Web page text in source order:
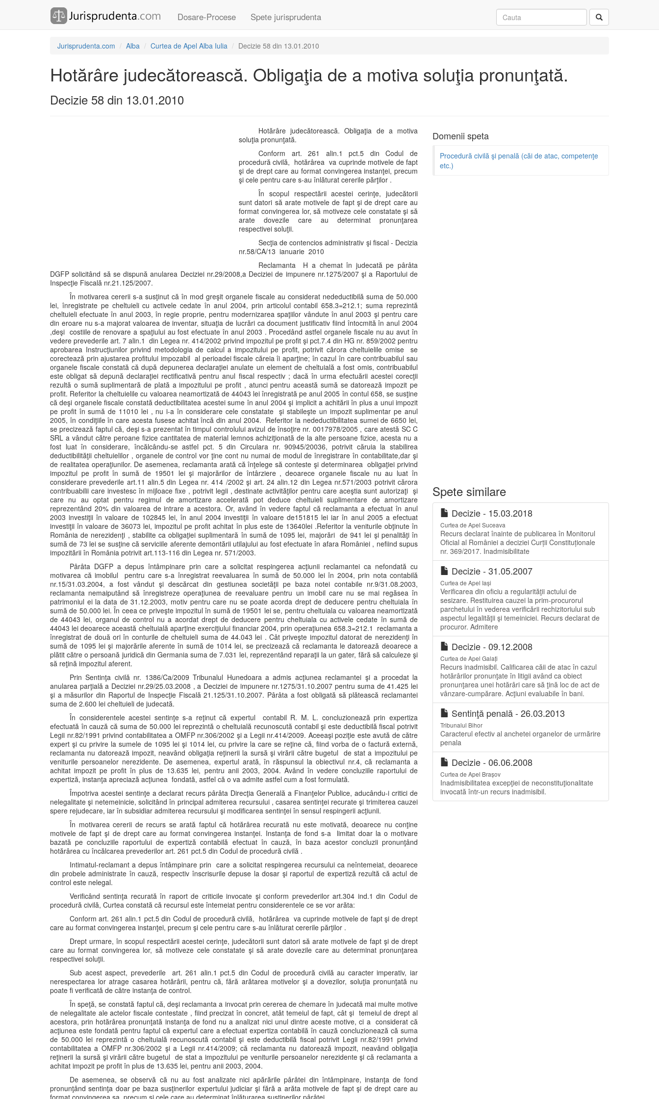
Dosare-Procese Spete jurisprudenta
Jurisprudenta.com Alba Curtea de Apel Alba Iulia Decizie 58 din 13.01.2010
Hotărâre judecătorească. Obligaţia de a motiva soluţia pronunţată.
Decizie 58 din 13.01.2010
Hotărâre judecătorească. Obligaţia de a motiva
soluţia pronunţată.
Conform art. 261 alin.1 pct.5 din Codul de
procedură civilă, hotărârea va cuprinde motivele de fapt
şi de drept care au format convingerea instanţei, precum
şi cele pentru care s-au înlăturat cererile părţilor .
În scopul respectării acestei cerinţe, judecătorii
sunt datori să arate motivele de fapt şi de drept care au
format convingerea lor, să motiveze cele constatate şi să
arate dovezile care au determinat pronunţarea
respectivei soluţii.
Secţia de contencios administrativ şi fiscal - Decizia
nr.58/CA/13 ianuarie 2010
Reclamanta H a chemat în judecată pe pârâta
DGFP solicitând să se dispună anularea Deciziei nr.29/2008,a Deciziei de impunere nr.1275/2007 şi a Raportului de
Inspecţie Fiscală nr.21.125/2007.
În motivarea cererii s-a susţinut că în mod greşit organele fiscale au considerat nedeductibilă suma de 50.000
lei, înregistrate pe cheltuieli cu activele cedate în anul 2004, prin articolul contabil 658.3=212.1; suma reprezintă
cheltuieli efectuate în anul 2003, în regie proprie, pentru modernizarea spaţiilor vândute în anul 2003 şi pentru care
din eroare nu s-a majorat valoarea de inventar, situaţia de lucrări ca document justificativ fiind întocmită în anul 2004
,deşi costiile de renovare a spaţiului au fost efectuate în anul 2003 . Procedând astfel organele fiscale nu au avut în
vedere prevederile art. 7 alin.1 din Legea nr. 414/2002 privind impozitul pe profit şi pct.7.4 din HG nr. 859/2002 pentru
aprobarea Instrucţiunilor privind metodologia de calcul a impozitului pe profit, potrivit cărora cheltuielile omise se
corectează prin ajustarea profitului impozabil al perioadei fiscale căreia îi aparţine; în cazul în care contribuabilul sau
organele fiscale constată că după depunerea declaraţiei anulate un element de cheltuială a fost omis, contribuabilul
este obligat să depună declaraţiei rectificativă pentru anul fiscal respectiv ; dacă în urma efectuării acestei corecţii
rezultă o sumă suplimentară de plată a impozitului pe profit , atunci pentru această sumă se datorează impozit pe
profit. Referitor la cheltuielile cu valoarea neamortizată de 44043 lei înregistrată pe anul 2005 în contul 658, se susţine
că deşi organele fiscale constată deductibilitatea acestei sume în anul 2004 şi implicit a achitării în plus a unui impozit
pe profit în sumă de 11010 lei , nu i-a în considerare cele constatate şi stabileşte un impozit suplimentar pe anul
2005, în condiţiile în care acesta fusese achitat încă din anul 2004. Referitor la nedeductibilitatea sumei de 6650 lei,
se precizează faptul că, deşi s-a prezentat în timpul controlului avizul de însoţire nr. 0017978/2005 , care atestă SC C
SRL a vândut către peroane fizice cantitatea de material lemnos achiziţionată de la alte persoane fizice, acesta nu a
fost luat în considerare, încălcându-se astfel pct. 5 din Circulara nr. 90945/20036, potrivit căruia la stabilirea
deductibilităţii cheltuielilor , organele de control vor ţine cont nu numai de modul de înregistrare în contabilitate,dar şi
de realitatea operaţiunilor. De asemenea, reclamanta arată că înţelege să conteste şi determinarea obligaţiei privind
impozitul pe profit în sumă de 19501 lei şi majorărilor de întârziere , deoarece organele fiscale nu au luat în
considerare prevederile art.11 alin.5 din Legea nr. 414 /2002 şi art. 24 alin.12 din Legea nr.571/2003 potrivit cărora
contribuabilii care investesc în mijloace fixe , potrivit legii , destinate activităţilor pentru care aceştia sunt autorizaţi şi
care nu au optat pentru regimul de amortizare accelerată pot deduce cheltuieli suplimentare de amortizare
reprezentând 20% din valoarea de intrare a acestora. Or, având în vedere faptul că reclamanta a efectuat în anul
2003 investiţii în valoare de 102845 lei, în anul 2004 investiţii în valoare de151815 lei iar în anul 2005 a efectuat
investiţii în valoare de 36073 lei, impozitul pe profit achitat în plus este de 13640lei .Referitor la veniturile obţinute în
România de nerezidenţi , stabilite ca obligaţiei suplimentară în sumă de 1095 lei, majorări de 941 lei şi penalităţi în
sumă de 73 lei se susţine că serviciile aferente demontării utilajului au fost efectuate în afara României , nefiind supus
impozitării în România potrivit art.113-116 din Legea nr. 571/2003.
Pârâta DGFP a depus întâmpinare prin care a solicitat respingerea acţiunii reclamantei ca nefondată cu
motivarea că imobilul pentru care s-a înregistrat reevaluarea în sumă de 50.000 lei în 2004, prin nota contabilă
nr.15/31.03.2004, a fost vândut şi descărcat din gestiunea societăţii pe baza notei contabile nr.9/31.08.2003,
reclamanta nemaiputând să înregistreze operaţiunea de reevaluare pentru un imobil care nu se mai regăsea în
patrimoniul ei la data de 31.12.2003, motiv pentru care nu se poate acorda drept de deducere pentru cheltuiala în
sumă de 50.000 lei. În ceea ce priveşte impozitul în sumă de 19501 lei se, pentru cheltuiala cu valoarea neamortizată
de 44043 lei, organul de control nu a acordat drept de deducere pentru cheltuiala cu activele cedate în sumă de
44043 lei deoarece această cheltuială aparţine exerciţiului financiar 2004, prin operaţiunea 658.3=212.1 reclamanta a
înregistrat de două ori în conturile de cheltuieli suma de 44.043 lei . Cât priveşte impozitul datorat de nerezidenţi în
sumă de 1095 lei şi majorările aferente în sumă de 1014 lei, se precizează că reclamanta le datorează deoarece a
plătit către o persoană juridică din Germania suma de 7.031 lei, reprezentând reparaţii la un gater, fără să calculeze şi
să reţină impozitul aferent.
Prin Sentinţa civilă nr. 1386/Ca/2009 Tribunalul Hunedoara a admis acţiunea reclamantei şi a procedat la
anularea parţială a Deciziei nr.29/25.03.2008 , a Deciziei de impunere nr.1275/31.10.2007 pentru suma de 41.425 lei
şi a măsurilor din Raportul de Inspecţie Fiscală 21.125/31.10.2007. Pârâta a fost obligată să plătească reclamantei
suma de 2.600 lei cheltuieli de judecată.
În considerentele acestei sentinţe s-a reţinut că expertul contabil R. M. L. concluzionează prin expertiza
efectuată în cauză că suma de 50.000 lei reprezintă o cheltuială recunoscută contabil şi este deductibilă fiscal potrivit
Legii nr.82/1991 privind contabilitatea a OMFP nr.306/2002 şi a Legii nr.414/2009. Aceeaşi poziţie este avută de către
expert şi cu privire la sumele de 1095 lei şi 1014 lei, cu privire la care se reţine că, fiind vorba de o factură externă,
reclamanta nu datorează impozit, neavând obligaţia reţinerii la sursă şi virării către bugetul de stat a impozitului pe
veniturile persoanelor nerezidente. De asemenea, expertul arată, în răspunsul la obiectivul nr.4, că reclamanta a
achitat impozit pe profit în plus de 13.635 lei, pentru anii 2003, 2004. Având în vedere concluziile raportului de
expertiză, instanţa apreciază acţiunea fondată, astfel că o va admite astfel cum a fost formulată.
Împotriva acestei sentinţe a declarat recurs pârâta Direcţia Generală a Finanţelor Publice, aducându-i critici de
nelegalitate şi netemeinicie, solicitând în principal admiterea recursului , casarea sentinţei recurate şi trimiterea cauzei
spere rejudecare, iar în subsidiar admiterea recursului şi modificarea sentinţei în sensul respingerii acţiunii.
În motivarea cererii de recurs se arată faptul că hotărârea recurată nu este motivată, deoarece nu conţine
motivele de fapt şi de drept care au format convingerea instanţei. Instanţa de fond s-a limitat doar la o motivare
bazată pe concluziile raportului de expertiză contabilă efectuat în cauză, în baza acestor concluzii pronunţând
hotărârea cu încălcarea prevederilor art. 261 pct.5 din Codul de procedură civilă .
Intimatul-reclamant a depus întâmpinare prin care a solicitat respingerea recursului ca neîntemeiat, deoarece
din probele administrate în cauză, respectiv înscrisurile depuse la dosar şi raportul de expertiză rezultă că actul de
control este nelegal.
Verificând sentinţa recurată în raport de criticile invocate şi conform prevederilor art.304 ind.1 din Codul de
procedură civilă, Curtea constată că recursul este întemeiat pentru considerentele ce se vor arăta:
Conform art. 261 alin.1 pct.5 din Codul de procedură civilă, hotărârea va cuprinde motivele de fapt şi de drept
care au format convingerea instanţei, precum şi cele pentru care s-au înlăturat cererile părţilor .
Drept urmare, în scopul respectării acestei cerinţe, judecătorii sunt datori să arate motivele de fapt şi de drept
care au format convingerea lor, să motiveze cele constatate şi să arate dovezile care au determinat pronunţarea
respectivei soluţii.
Sub acest aspect, prevederile art. 261 alin.1 pct.5 din Codul de procedură civilă au caracter imperativ, iar
nerespectarea lor atrage casarea hotărârii, pentru că, fără arătarea motivelor şi a dovezilor, soluţia pronunţată nu
poate fi verificată de către instanţa de control.
În speţă, se constată faptul că, deşi reclamanta a invocat prin cererea de chemare în judecată mai multe motive
de nelegalitate ale actelor fiscale contestate , fiind precizat în concret, atât temeiul de fapt, cât şi temeiul de drept al
acestora, prin hotărârea pronunţată instanţa de fond nu a analizat nici unul dintre aceste motive, ci a considerat că
acţiunea este fondată pentru faptul că expertul care a efectuat expertiza contabilă în cauză concluzionează că suma
de 50.000 lei reprezintă o cheltuială recunoscută contabil şi este deductibilă fiscal potrivit Legii nr.82/1991 privind
contabilitatea a OMFP nr.306/2002 şi a Legii nr.414/2009; că reclamanta nu datorează impozit, neavând obligaţia
reţinerii la sursă şi virării către bugetul de stat a impozitului pe veniturile persoanelor nerezidente şi că reclamanta a
achitat impozit pe profit în plus de 13.635 lei, pentru anii 2003, 2004.
De asemenea, se observă că nu au fost analizate nici apărările pârâtei din întâmpinare, instanţa de fond
pronunţând sentinţa doar pe baza susţinerilor expertului judiciar şi fără a arăta motivele de fapt şi de drept care au
format convingerea sa, precum şi cele care au determinat înlăturarea susţinerilor pârâtei.
Domenii speta
Procedură civilă şi penală (căi de atac, competenţe
etc.)
Spete similare
Decizie - 15.03.2018
Curtea de Apel Suceava
Recurs declarat înainte de publicarea în Monitorul
Oficial al României a deciziei Curții Constituționale
nr. 369/2017. Inadmisibilitate
Decizie - 31.05.2007
Curtea de Apel Iași
Verificarea din oficiu a regularităţii actului de
sesizare. Restituirea cauzei la prim-procurorul
parchetului în vederea verificării rechizitoriului sub
aspectul legalităţii şi temeiniciei. Recurs declarat de
procuror. Admitere
Decizie - 09.12.2008
Curtea de Apel Galați
Recurs inadmisibil. Calificarea căii de atac în cazul
hotărârilor pronunţate în litigii având ca obiect
pronunţarea unei hotărâri care să ţină loc de act de
vânzare-cumpărare. Acţiuni evaluabile în bani.
Sentinţă penală - 26.03.2013
Tribunalul Bihor
Caracterul efectiv al anchetei organelor de urmărire
penala
Decizie - 06.06.2008
Curtea de Apel Brașov
Inadmisibilitatea excepţiei de neconstituţionalitate
invocată într-un recurs inadmisibil.